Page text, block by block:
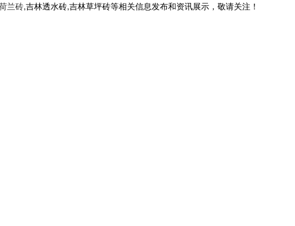
兰砖,吉林透水砖,吉林草坪砖等相关信息发布和资讯展示，敬请关注！